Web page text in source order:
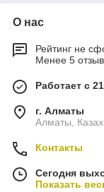
О нас
Рейтинг не
Менее 5
Работает с
г. Алматы
Алматы,
Контакты
Сегодня
Показать